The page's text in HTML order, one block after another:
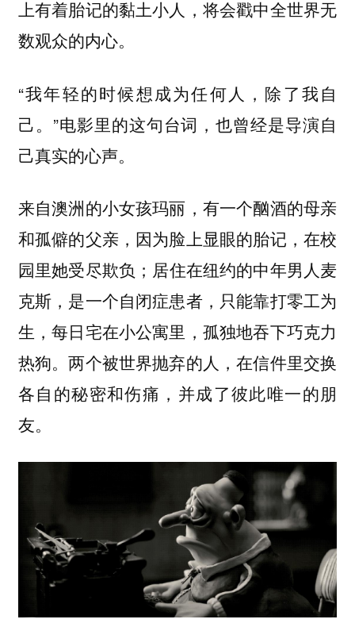
上有着胎记的黏土小人，将会戳中全世界无
数观众的内心。
“我年轻的时候想成为任何人，除了我自
己。”电影里的这句台词，也曾经是导演自
己真实的心声。
来自澳洲的小女孩玛丽，有一个酗酒的母亲
和孤僻的父亲，因为脸上显眼的胎记，在校
园里她受尽欺负；居住在纽约的中年男人麦
克斯，是一个自闭症患者，只能靠打零工为
生，每日宅在小公寓里，孤独地吞下巧克力
热狗。两个被世界抛弃的人，在信件里交换
各自的秘密和伤痛，并成了彼此唯一的朋
友。